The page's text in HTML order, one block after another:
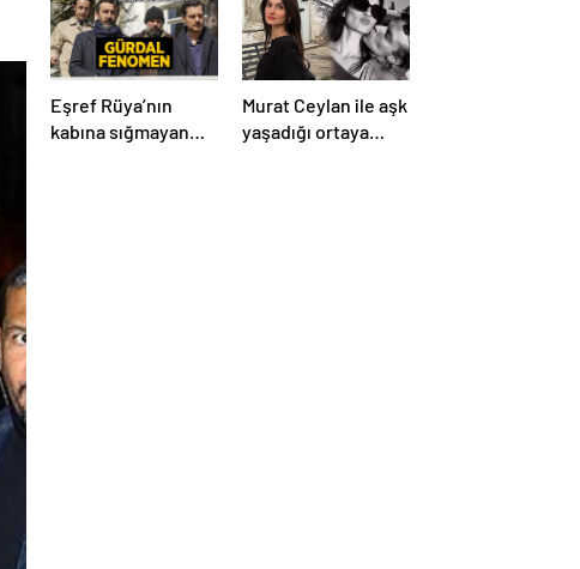
Eşref Rüya’nın
kabına sığmayan
Murat Ceylan ile aşk
yaşadığı ortaya